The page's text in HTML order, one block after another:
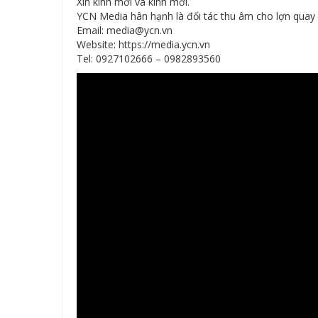
YCN Media hân hạnh là đối tác thu âm cho lợn quay
Email: media@ycn.vn
Website: https://media.ycn.vn
Tel: 0927102666 – 0982893560